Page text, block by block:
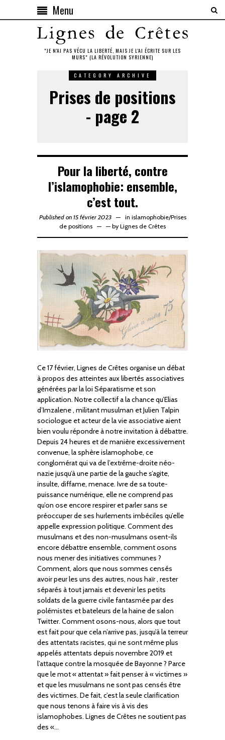
Menu
"JE N'AI PAS VÉCU LA LIBERTÉ, MAIS JE L'AI ÉCRITE SUR LES
MURS" (LA RÉVOLUTION SYRIENNE)
CATEGORY ARCHIVE
Prises de positions
- page 2
Pour la liberté, contre
l’islamophobie: ensemble,
c’est tout.
Published on 15 février 2023 in islamophobie/Prises
de positions
— by Lignes de Crêtes
Ce 17 février, Lignes de Crêtes organise un débat
à propos des atteintes aux libertés associatives
générées par la loi Séparatisme et son
application. Notre collectif a la chance qu’Elias
d’Imzalene , militant musulman et Julien Talpin
sociologue et acteur de la vie associative aient
bien voulu répondre à notre invitation à débattre.
Depuis 24 heures et de manière excessivement
convenue, la sphère islamophobe, ce
conglomérat qui va de l’extrême-droite néo-
nazie jusqu’à une partie de la gauche s’agite,
insulte, diffame, menace. Ivre de sa toute-
puissance numérique, elle ne comprend pas
qu’on ose encore respirer et parler sans se
préoccuper de ses hurlements imbéciles qu’elle
appelle expression politique. Comment des
musulmans et des non-musulmans osent-ils
encore débattre ensemble, comment osons
nous mener des initiatives communes ?
Comment, alors que nous sommes censés
avoir peur les uns des autres, nous haïr , rester
séparés à tout jamais et devenir les petits
soldats de la guerre civile fantasmée par des
polémistes et bateleurs de la haine de salon
Twitter. Comment osons-nous, alors que tout
est fait pour que cela n’arrive pas, jusqu’à la terreur
des attentats racistes, qui ne sont même plus
appelés attentats depuis novembre 2019 et
l’attaque contre la mosquée de Bayonne ? Parce
que le mot « attentat » fait penser à « victimes »
et que les musulmans ne sont pas censés être
des victimes. De fait, c’est la seule clarification
que nous tenons à faire vis à vis des
islamophobes. Lignes de Crêtes ne soutient pas
des «…